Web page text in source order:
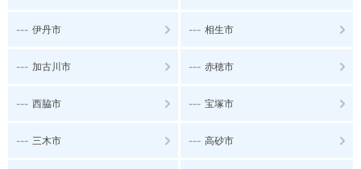
--- 伊丹市 --- 相生市
--- 加古川市 --- 赤穂市
--- 西脇市 --- 宝塚市
--- 三木市 --- 高砂市